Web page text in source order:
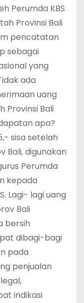
Perumda KBS
Provinsi Bali
pencatatan
sebagai
yang
ada
uang
Provinsi Bali
apa?
sisa setelah
Bali, digunakan
Perumda
kepada
Lagi- lagi uang
Bali
bersih
dibagi-bagi
pada
penjualan
indikasi